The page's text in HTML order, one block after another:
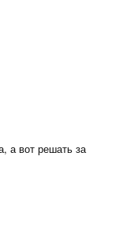
а вот решать за